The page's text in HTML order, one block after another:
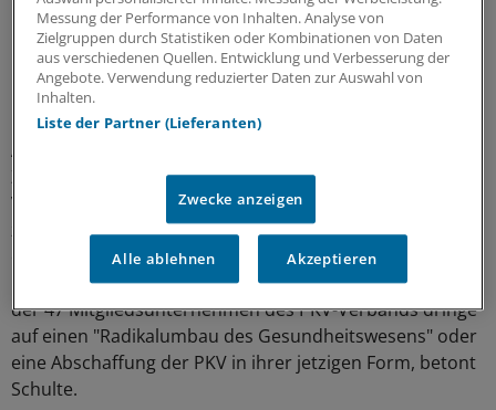
Laue. Von Zusatztarifen allein werde die PKV langfristig
nicht leben können, sagt er.
Der Vorsitzende des PKV-Verbands und Chef der Signal
Iduna, Reinhold Schulte, sieht für eine inhaltliche
Auseinandersetzung mit dem Papier zum aktuellen
Zeitpunkt keinen Anlass. "Nach Kenntnis des PKV-
Verbandes liegt kein verabschiedetes Papier des GDV
zur Zukunft der Sozialsysteme vor. Interne und nicht
offizielle Arbeitspapiere können und wollen wir nicht
kommentieren", sagt er in einer Stellungnahme. Keines
der 47 Mitgliedsunternehmen des PKV-Verbands dringe
auf einen "Radikalumbau des Gesundheitswesens" oder
eine Abschaffung der PKV in ihrer jetzigen Form, betont
Schulte.
Messung der Performance von Inhalten. Analyse von
Zielgruppen durch Statistiken oder Kombinationen von Daten
aus verschiedenen Quellen. Entwicklung und Verbesserung der
Angebote. Verwendung reduzierter Daten zur Auswahl von
Inhalten.
Liste der Partner (Lieferanten)
Zwecke anzeigen
Alle ablehnen Akzeptieren